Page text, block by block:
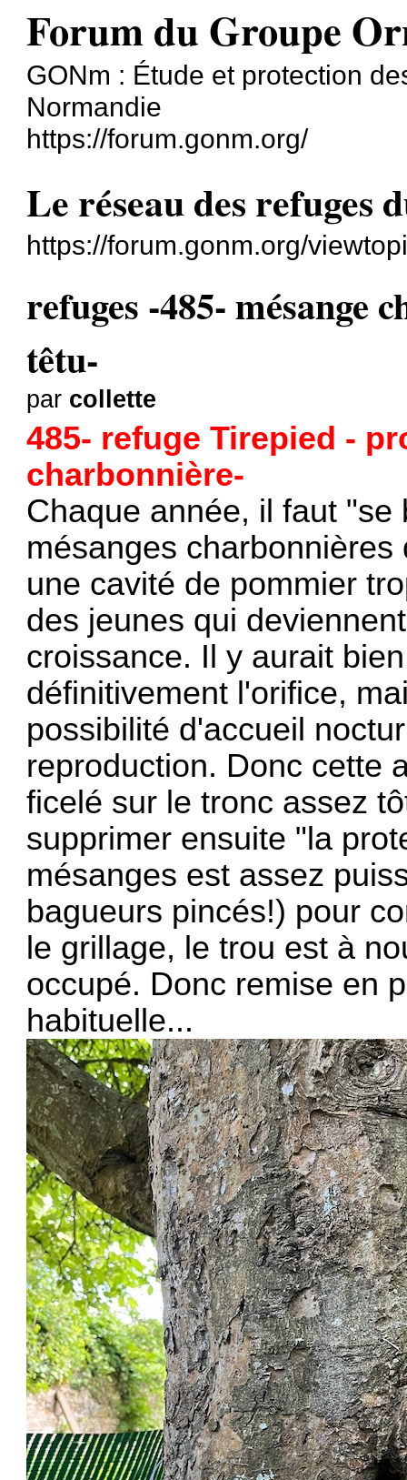
Forum du Groupe
GONm : Étude et protection
Normandie
https://forum.gonm.org/
Le réseau des refuges
https://forum.gonm.org/
refuges -485- mésange
têtu-
par collette
485- refuge Tirepied -
charbonnière-
Chaque année, il faut
mésanges
une cavité de pommier
des jeunes qui
croissance. Il y aurait
définitivement l'orifice,
possibilité d'accueil
reproduction. Donc cette
ficelé sur le tronc assez
supprimer ensuite "la
mésanges est assez
bagueurs pincés!) pour
le grillage, le trou est à
occupé. Donc remise en
habituelle...